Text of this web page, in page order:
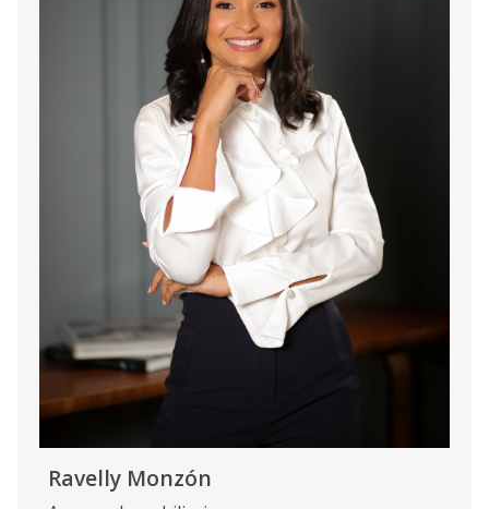
Ravelly Monzón